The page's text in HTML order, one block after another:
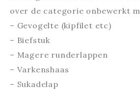
over de categorie onbewerkt
– Gevogelte (kipfilet etc)
– Biefstuk
– Magere runderlappen
– Varkenshaas
– Sukadelap